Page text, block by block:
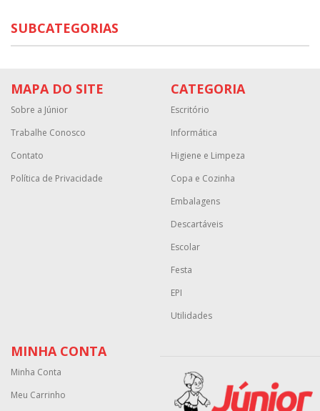
SUBCATEGORIAS
MAPA DO SITE
Sobre a Júnior
Trabalhe Conosco
Contato
Política de Privacidade
CATEGORIA
Escritório
Informática
Higiene e Limpeza
Copa e Cozinha
Embalagens
Descartáveis
Escolar
Festa
EPI
Utilidades
MINHA CONTA
Minha Conta
Meu Carrinho